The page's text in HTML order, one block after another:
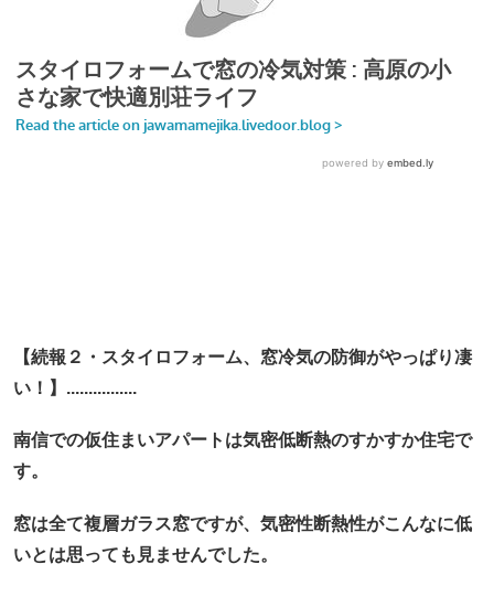
【続報２・スタイロフォーム、窓冷気の防御がやっぱり凄
い！】................
南信での仮住まいアパートは気密低断熱のすかすか住宅で
す。
窓は全て複層ガラス窓ですが、気密性断熱性がこんなに低
いとは思っても見ませんでした。